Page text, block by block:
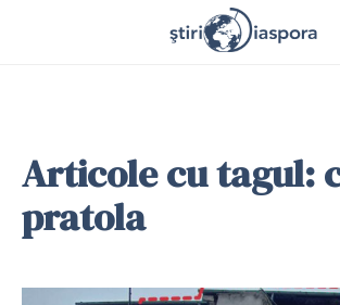
Articole cu tagul:
pratola